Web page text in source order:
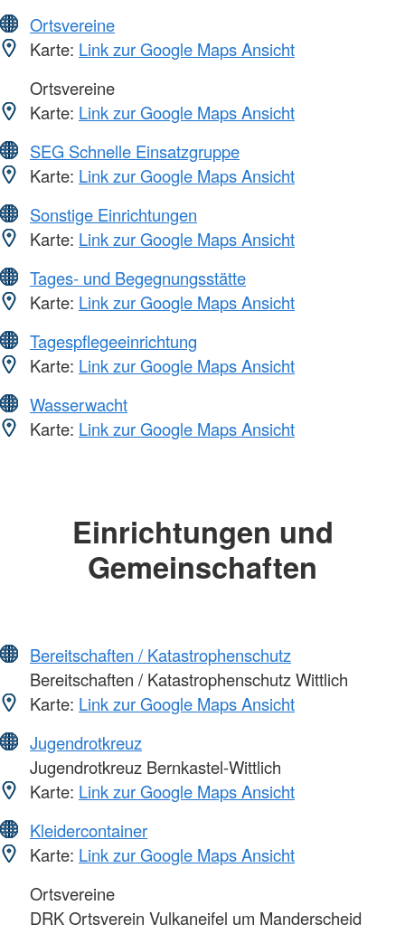
Ortsvereine
Karte: Link zur Google Maps Ansicht
Ortsvereine
Karte: Link zur Google Maps Ansicht
SEG Schnelle Einsatzgruppe
Karte: Link zur Google Maps Ansicht
Sonstige Einrichtungen
Karte: Link zur Google Maps Ansicht
Tages- und Begegnungsstätte
Karte: Link zur Google Maps Ansicht
Tagespflegeeinrichtung
Karte: Link zur Google Maps Ansicht
Wasserwacht
Karte: Link zur Google Maps Ansicht
Einrichtungen und
Gemeinschaften
Bereitschaften / Katastrophenschutz
Bereitschaften / Katastrophenschutz Wittlich
Karte: Link zur Google Maps Ansicht
Jugendrotkreuz
Jugendrotkreuz Bernkastel-Wittlich
Karte: Link zur Google Maps Ansicht
Kleidercontainer
Karte: Link zur Google Maps Ansicht
Ortsvereine
DRK Ortsverein Vulkaneifel um Manderscheid